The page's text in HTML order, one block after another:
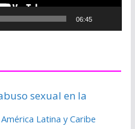
06:45
sexual en la
América Latina y Caribe